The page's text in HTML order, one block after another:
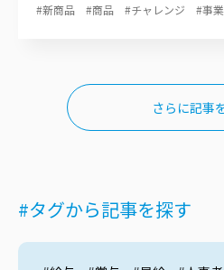
#新商品 #商品 #チャレンジ #事業
さらに記事
#タグから記事を探す